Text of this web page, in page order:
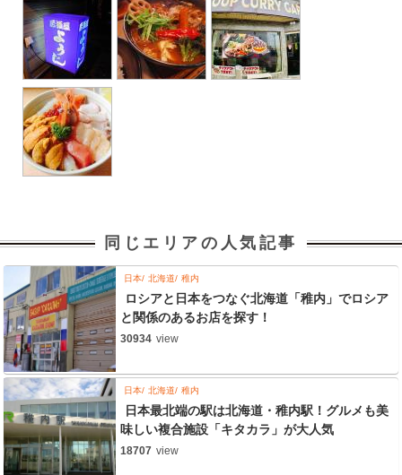
同じエリアの人気記事
日本 北海道 稚内
ロシアと日本をつなぐ北海道「稚内」でロシア
と関係のあるお店を探す！
30934 view
日本 北海道 稚内
日本最北端の駅は北海道・稚内駅！グルメも美
味しい複合施設「キタカラ」が大人気
18707 view